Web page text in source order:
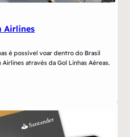
Airlines
é possível voar dentro do Brasil
através da Gol Linhas Aéreas.